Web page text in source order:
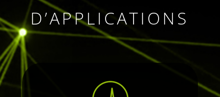
D’APPLICATIONS